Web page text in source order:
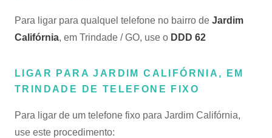
Para ligar para qualquel telefone no bairro de Jardim
Califórnia, em Trindade / GO, use o DDD 62
LIGAR PARA JARDIM CALIFÓRNIA, EM
TRINDADE DE TELEFONE FIXO
Para ligar de um telefone fixo para Jardim Califórnia,
use este procedimento: